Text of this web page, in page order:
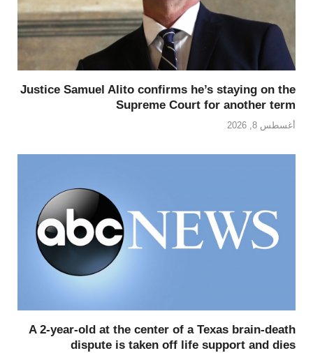
Justice Samuel Alito confirms he’s staying on the
Supreme Court for another term
أغسطس 8, 2026
A 2-year-old at the center of a Texas brain-death
dispute is taken off life support and dies